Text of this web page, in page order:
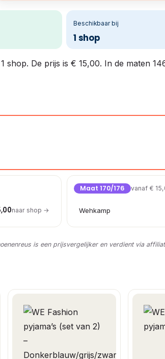
Beschikbaar bij
1 shop
shop. De prijs is € 15,00. In de maten
naar shop →
Maat 170/176 vanaf €
Wehkamp
is een prijsvergelijker en verdient via